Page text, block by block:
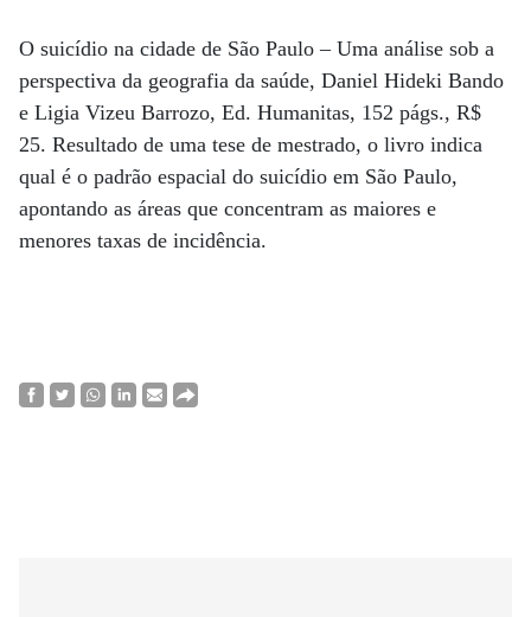
O suicídio na cidade de São Paulo – Uma análise sob a
perspectiva da geografia da saúde, Daniel Hideki Bando
e Ligia Vizeu Barrozo, Ed. Humanitas, 152 págs., R$
25. Resultado de uma tese de mestrado, o livro indica
qual é o padrão espacial do suicídio em São Paulo,
apontando as áreas que concentram as maiores e
menores taxas de incidência.